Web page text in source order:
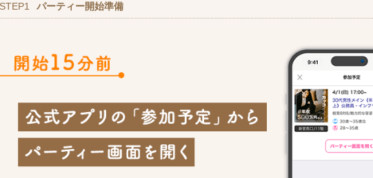
STEP1 パーティー開始準備